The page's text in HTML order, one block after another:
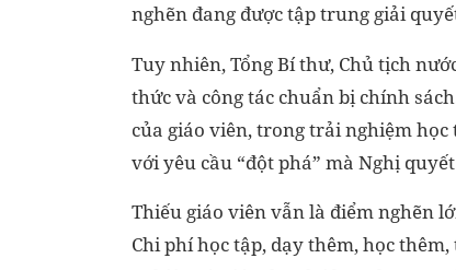
nghẽn đang được tập trung giải
Tuy nhiên, Tổng Bí thư, Chủ tịch
thức và công tác chuẩn bị chính
của giáo viên, trong trải nghiệm
với yêu cầu “đột phá” mà Nghị
Thiếu giáo viên vẫn là điểm nghẽn
Chi phí học tập, dạy thêm, học